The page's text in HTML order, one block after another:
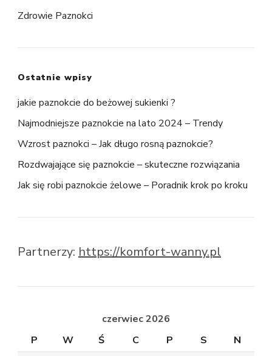
Zdrowie Paznokci
Ostatnie wpisy
jakie paznokcie do beżowej sukienki ?
Najmodniejsze paznokcie na lato 2024 – Trendy
Wzrost paznokci – Jak długo rosną paznokcie?
Rozdwajające się paznokcie – skuteczne rozwiązania
Jak się robi paznokcie żelowe – Poradnik krok po kroku
Partnerzy: https://komfort-wanny.pl
czerwiec 2026
P
W Ś C P S
N